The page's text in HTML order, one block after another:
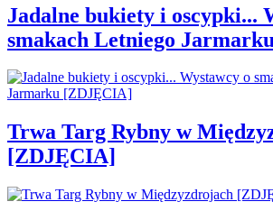
Jadalne bukiety i oscypki...
smakach Letniego
Trwa Targ Rybny w
[ZDJĘCIA]